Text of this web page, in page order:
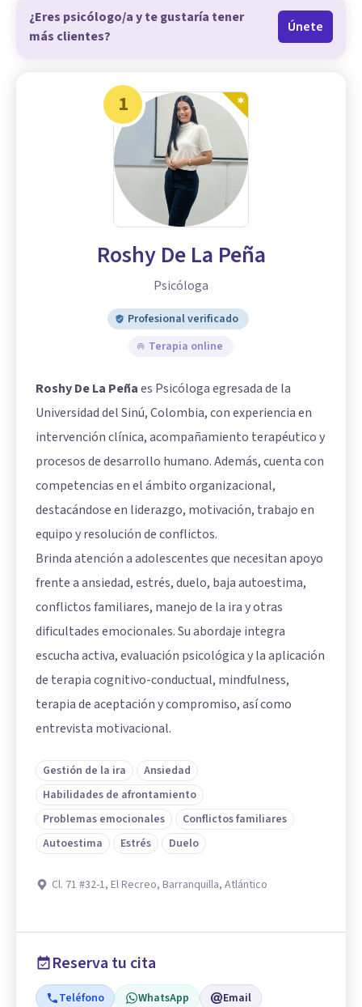
¿Eres psicólogo/a y te gustaría tener
más clientes?
Únete
1
Roshy De La Peña
Psicóloga
Profesional verificado
Terapia online
Roshy De La Peñaes Psicóloga egresada de la
Universidad del Sinú, Colombia, con experiencia en
intervención clínica, acompañamiento terapéutico y
procesos de desarrollo humano. Además, cuenta con
competencias en el ámbito organizacional,
destacándose en liderazgo, motivación, trabajo en
equipo y resolución de conflictos.
Brinda atención a adolescentes que necesitan apoyo
frente a ansiedad, estrés, duelo, baja autoestima,
conflictos familiares, manejo de la ira y otras
dificultades emocionales. Su abordaje integra
escucha activa, evaluación psicológica y la aplicación
de terapia cognitivo-conductual, mindfulness,
terapia de aceptación y compromiso, así como
entrevista motivacional.
Gestión de la ira
Ansiedad
Habilidades de afrontamiento
Problemas emocionales
Conflictos familiares
Autoestima
Estrés Duelo
Cl. 71 #32-1, El Recreo, Barranquilla, Atlántico
Reserva tu cita
Teléfono WhatsApp Email